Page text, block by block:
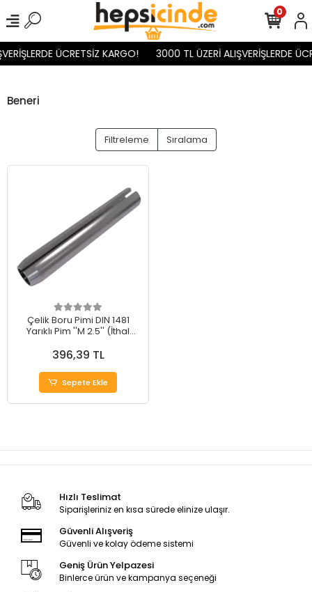
ÜCRETSİZ KARGO! 3000 TL ÜZERİ ALIŞVERİŞLERDE
0
Beneri
Filtreleme Sıralama
Çelik Boru Pimi DIN 1481
Yarıklı Pim ''M 2.5'' (İthal
396,39 TL
Sepete Ekle
Hızlı Teslimat
Siparişleriniz en kısa sürede elinize ulaşır.
Güvenli Alışveriş
Güvenli ve kolay ödeme sistemi
Geniş Ürün Yelpazesi
Binlerce ürün ve kampanya seçeneği